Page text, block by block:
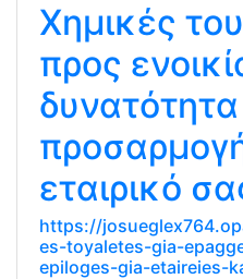
Χημικές
προς
δυνατότητα
εταιρικό
https://
es-toyaletes-gia-
epiloges-gia-etaireies-